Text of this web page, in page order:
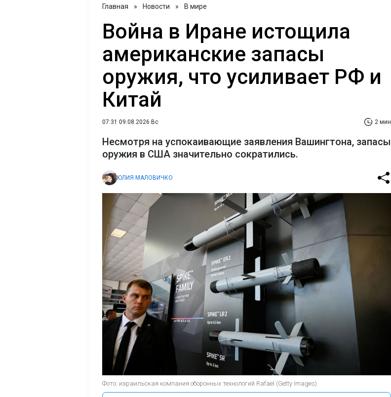
Главная » Новости » В мире
Война в Иране истощила
американские запасы
оружия, что усиливает РФ и
Китай
07:31 09.08.2026 Вс 2 мин
Несмотря на успокаивающие заявления Вашингтона, запасы
оружия в США значительно сократились.
ЮЛИЯ МАЛОВИЧКО
Фото: израильская компания оборонных технологий Rafael (Getty Images)